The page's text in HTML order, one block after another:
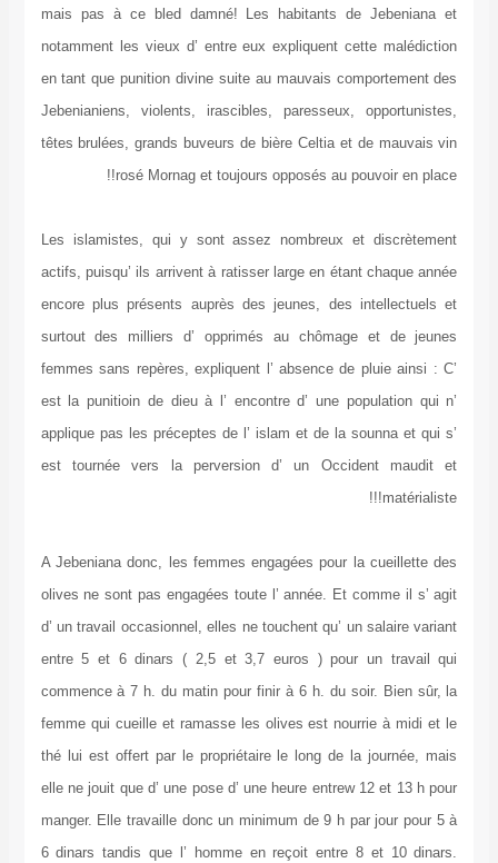
mais pas à ce bled damné! Les habitants de Jebeniana et
notamment les vieux d’ entre eux expliquent cette malédiction
en tant que punition divine suite au mauvais comportement des
Jebenianiens, violents, irascibles, paresseux, opportunistes,
têtes brulées, grands buveurs de bière Celtia et de mauvais vin
rosé Mornag et toujours opposés au pouvoir en place!!
Les islamistes, qui y sont assez nombreux et discrètement
actifs, puisqu’ ils arrivent à ratisser large en étant chaque année
encore plus présents auprès des jeunes, des intellectuels et
surtout des milliers d’ opprimés au chômage et de jeunes
femmes sans repères, expliquent l’ absence de pluie ainsi : C’
est la punitioin de dieu à l’ encontre d’ une population qui n’
applique pas les préceptes de l’ islam et de la sounna et qui s’
est tournée vers la perversion d’ un Occident maudit et
matérialiste!!!
A Jebeniana donc, les femmes engagées pour la cueillette des
olives ne sont pas engagées toute l’ année. Et comme il s’ agit
d’ un travail occasionnel, elles ne touchent qu’ un salaire variant
entre 5 et 6 dinars ( 2,5 et 3,7 euros ) pour un travail qui
commence à 7 h. du matin pour finir à 6 h. du soir. Bien sûr, la
femme qui cueille et ramasse les olives est nourrie à midi et le
thé lui est offert par le propriétaire le long de la journée, mais
elle ne jouit que d’ une pose d’ une heure entrew 12 et 13 h pour
manger. Elle travaille donc un minimum de 9 h par jour pour 5 à
6 dinars tandis que l’ homme en reçoit entre 8 et 10 dinars.